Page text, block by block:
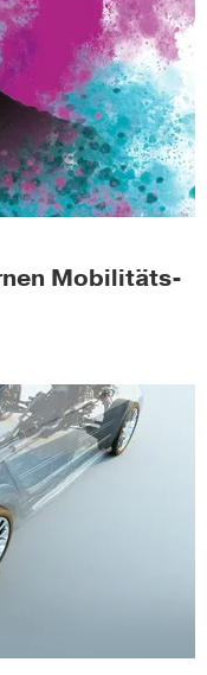
Mobilitäts-